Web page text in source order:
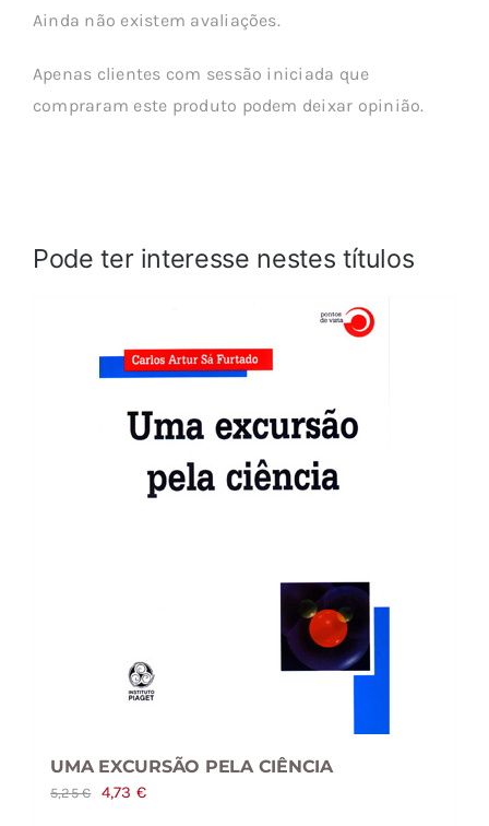
Ainda não existem avaliações.
Apenas clientes com sessão iniciada que
compraram este produto podem deixar opinião.
Pode ter interesse nestes títulos
UMA EXCURSÃO PELA CIÊNCIA
5,25€
O
4,73 €O